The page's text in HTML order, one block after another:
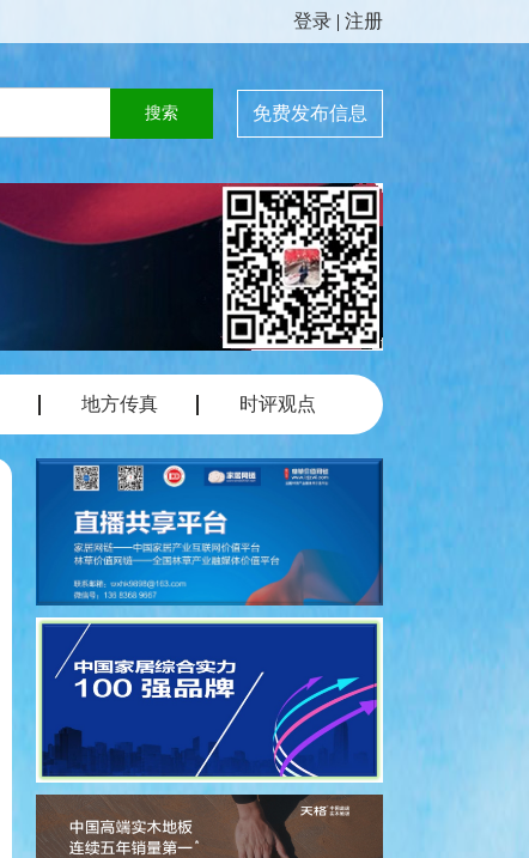
登录 | 注册
免费发布信息
地方传真 时评观点